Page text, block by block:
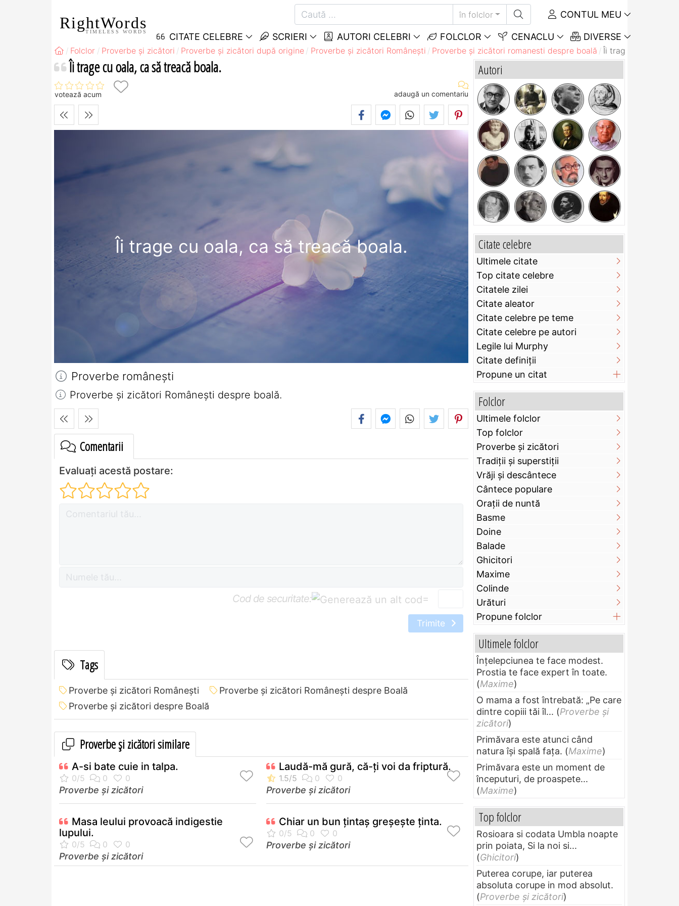
RightWords
TIMELESS WORDS
în folclor CONTUL MEU
CITATE CELEBRE SCRIERI AUTORI CELEBRI FOLCLOR CENACLU DIVERSE
Folclor Proverbe și zicători Proverbe și zicători după origine Proverbe și zicători Româneşti Proverbe și zicători romanesti despre boală Îi trage cu oala, ca
Îi trage cu oala, ca să treacă boala.
votează acum adaugă un comentariu
Îi trage cu oala, ca să treacă boala.
Proverbe româneşti
Proverbe și zicători Româneşti despre boală.
Comentarii
Evaluați acestă postare:
Cod de securitate: =
Trimite
Tags
Proverbe și zicători Româneşti
Proverbe și zicători Româneşti despre Boală
Proverbe și zicători despre Boală
Proverbe și zicători similare
A-si bate cuie in talpa.
Proverbe și zicători
Laudă-mă gură, că-ţi voi da friptură.
Proverbe și zicători
Masa leului provoacă indigestie
lupului.
Proverbe și zicători
Chiar un bun ţintaş greşeşte ţinta.
Proverbe și zicători
Autori
Citate celebre
Ultimele citate
Top citate celebre
Citatele zilei
Citate aleator
Citate celebre pe teme
Citate celebre pe autori
Legile lui Murphy
Citate definiţii
Propune un citat
Folclor
Ultimele folclor
Top folclor
Proverbe și zicători
Tradiții și superstiții
Vrăji și descântece
Cântece populare
Orații de nuntă
Basme
Doine
Balade
Ghicitori
Maxime
Colinde
Urături
Propune folclor
Ultimele folclor
Înțelepciunea te face modest.
Prostia te face expert în toate.
(Maxime)
O mama a fost întrebată: „Pe care
dintre copiii tăi îl... (Proverbe și
zicători)
Primăvara este atunci când
natura își spală fața. (Maxime)
Primăvara este un moment de
începuturi, de proaspete...
(Maxime)
Top folclor
Rosioara si codata Umbla noapte
prin poiata, Si la noi si...
(Ghicitori)
Puterea corupe, iar puterea
absoluta corupe in mod absolut.
(Proverbe și zicători)